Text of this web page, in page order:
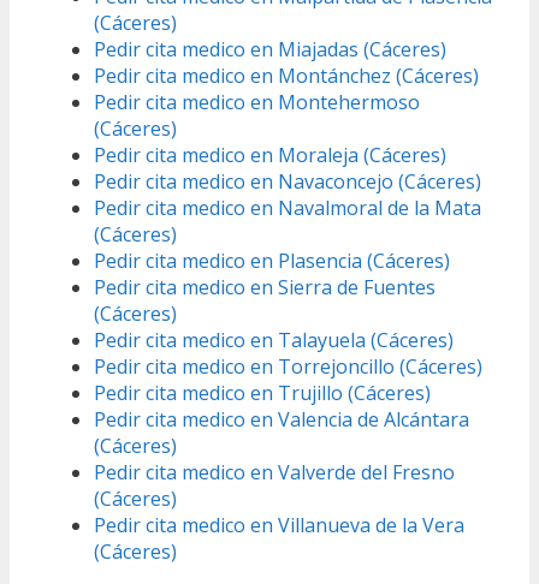
(Cáceres)
Pedir cita medico en Miajadas (Cáceres)
Pedir cita medico en Montánchez (Cáceres)
Pedir cita medico en Montehermoso
(Cáceres)
Pedir cita medico en Moraleja (Cáceres)
Pedir cita medico en Navaconcejo (Cáceres)
Pedir cita medico en Navalmoral de la Mata
(Cáceres)
Pedir cita medico en Plasencia (Cáceres)
Pedir cita medico en Sierra de Fuentes
(Cáceres)
Pedir cita medico en Talayuela (Cáceres)
Pedir cita medico en Torrejoncillo (Cáceres)
Pedir cita medico en Trujillo (Cáceres)
Pedir cita medico en Valencia de Alcántara
(Cáceres)
Pedir cita medico en Valverde del Fresno
(Cáceres)
Pedir cita medico en Villanueva de la Vera
(Cáceres)